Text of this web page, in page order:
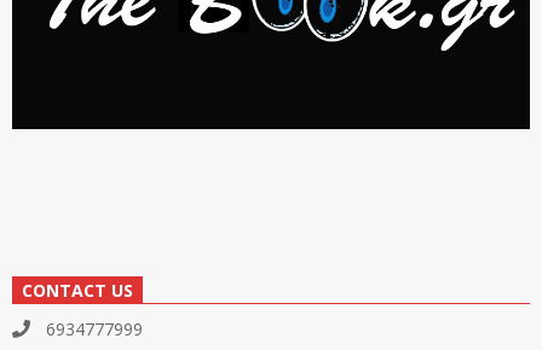
CONTACT US
6934777999